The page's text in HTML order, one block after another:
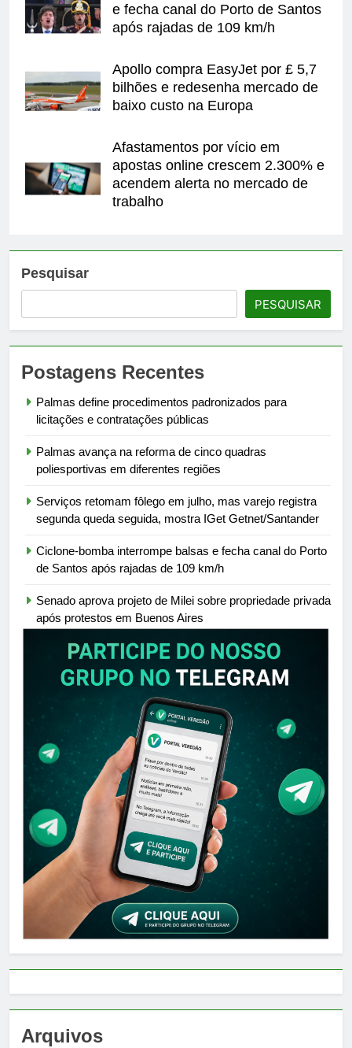
e fecha canal do Porto de Santos
após rajadas de 109 km/h
Apollo compra EasyJet por £ 5,7
bilhões e redesenha mercado de
baixo custo na Europa
Afastamentos por vício em
apostas online crescem 2.300% e
acendem alerta no mercado de
trabalho
Pesquisar
PESQUISAR
Postagens Recentes
Palmas define procedimentos padronizados para
licitações e contratações públicas
Palmas avança na reforma de cinco quadras
poliesportivas em diferentes regiões
Serviços retomam fôlego em julho, mas varejo registra
segunda queda seguida, mostra IGet Getnet/Santander
Ciclone-bomba interrompe balsas e fecha canal do Porto
de Santos após rajadas de 109 km/h
Senado aprova projeto de Milei sobre propriedade privada
após protestos em Buenos Aires
Arquivos